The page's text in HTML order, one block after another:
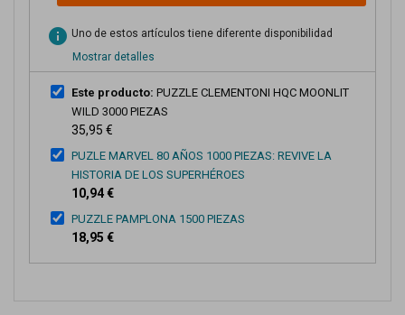
info Uno de estos artículos tiene diferente disponibilidad
Mostrar detalles
Este producto: PUZZLE CLEMENTONI HQC MOONLIT
WILD 3000 PIEZAS
35,95 €
PUZLE MARVEL 80 AÑOS 1000 PIEZAS: REVIVE LA
HISTORIA DE LOS SUPERHÉROES
10,94 €
PUZZLE PAMPLONA 1500 PIEZAS
18,95 €